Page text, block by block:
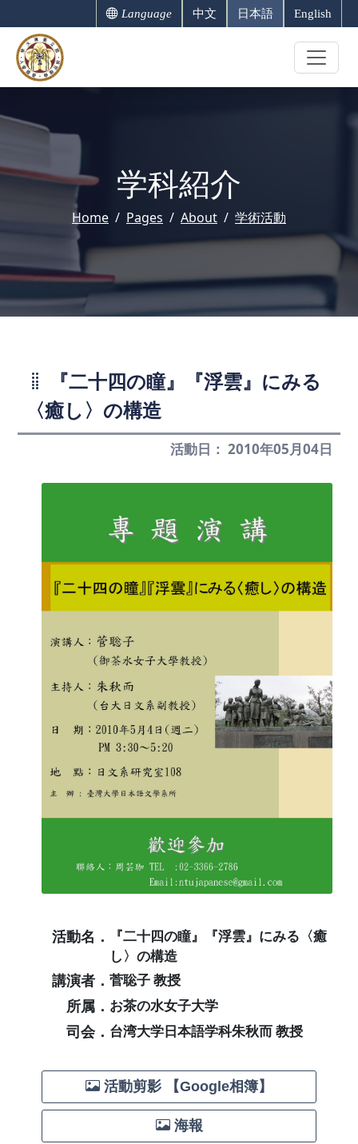
Language 中文 日本語 English
学科紹介
Home Pages About 学術活動
『二十四の瞳』『浮雲』にみる
〈癒し〉の構造
活動日： 2010年05月04日
活動名．
『二十四の瞳』『浮雲』にみる〈癒
し〉の構造
講演者． 菅聡子 教授
所属． お茶の水女子大学
司会． 台湾大学日本語学科朱秋而 教授
活動剪影 【Google相簿】
海報